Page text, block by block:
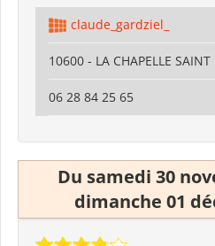
claude_gardziel_
10600 - LA CHAPELLE SAINT
06 28 84 25 65
Du samedi 30
dimanche 01